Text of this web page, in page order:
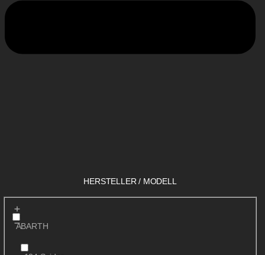
HERSTELLER / MODELL
ABARTH